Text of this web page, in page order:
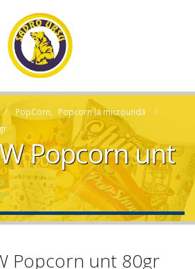
PopCorn
Popcorn la microundă
Popcorn unt
Popcorn unt 80gr